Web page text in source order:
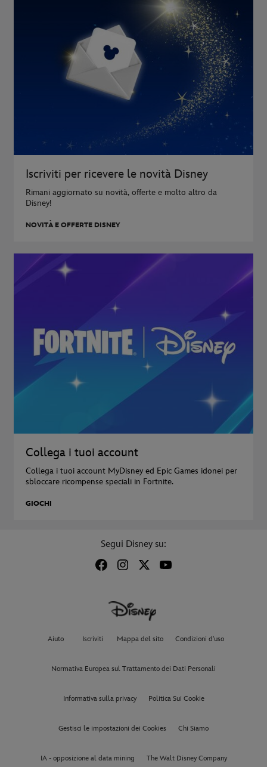
Iscriviti per ricevere le novità Disney
Rimani aggiornato su novità, offerte e molto altro da
Disney!
NOVITÀ E OFFERTE DISNEY
Collega i tuoi account
Collega i tuoi account MyDisney ed Epic Games idonei per
sbloccare ricompense speciali in Fortnite.
GIOCHI
Segui Disney su:
Aiuto Iscriviti Mappa del sito Condizioni d'uso
Normativa Europea sul Trattamento dei Dati Personali
Informativa sulla privacy Politica Sui Cookie
Gestisci le impostazioni dei Cookies Chi Siamo
IA - opposizione al data mining The Walt Disney Company